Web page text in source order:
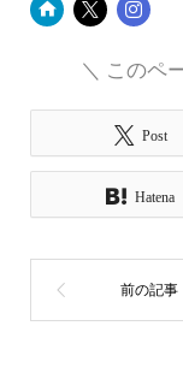
＼ このペ
Post
Hatena